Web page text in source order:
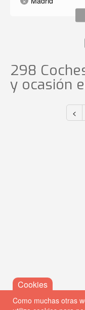
298
y ocasión
<
Como muchas otras